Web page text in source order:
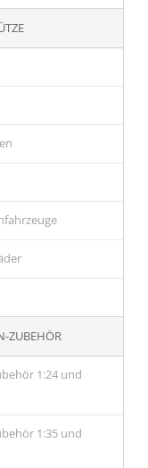
ZUBEHÖR
1:24 und
1:35 und